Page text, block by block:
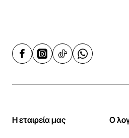
Η εταιρεία μας Ο